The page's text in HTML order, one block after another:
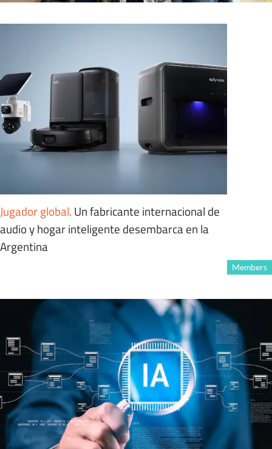
Jugador global. Un fabricante internacional de
audio y hogar inteligente desembarca en la
Argentina
Members